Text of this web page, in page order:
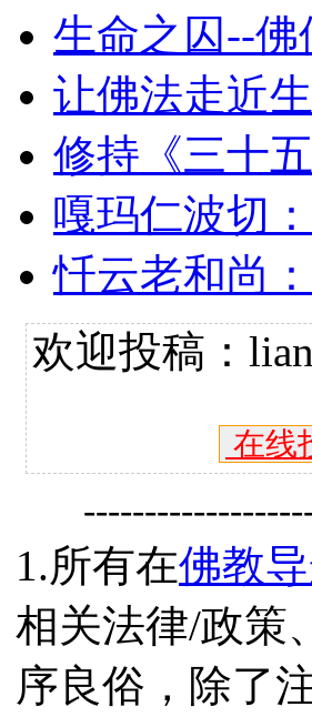
生命之囚--佛
让佛法走近
修持《三十
嘎玛仁波切
忏云老和尚
欢迎投稿：
在线
1.所有在佛教
相关法律/政策
序良俗，除了